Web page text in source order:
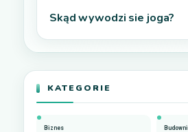
Skąd wywodzi sie joga?
KATEGORIE
Biznes